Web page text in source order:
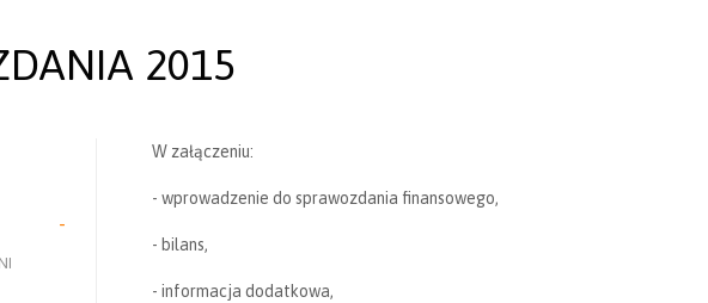
2015
W załączeniu:
- wprowadzenie do sprawozdania finansowego,
- bilans,
- informacja dodatkowa,